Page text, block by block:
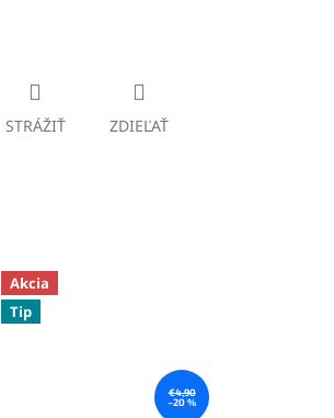
STRÁŽIŤ ZDIEĽAŤ
Akcia
Tip
€4,90
–20 %